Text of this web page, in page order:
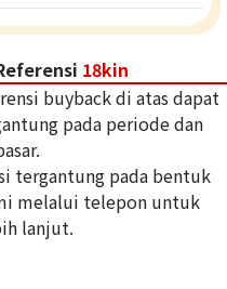
18kin
buyback di atas dapat
pada periode dan
tergantung pada bentuk
melalui telepon untuk
lanjut.